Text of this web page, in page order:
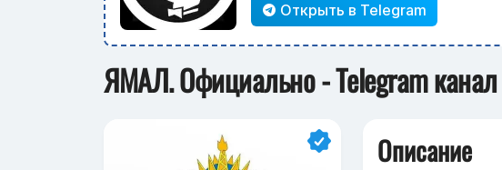
Открыть в Telegram
ЯМАЛ. Официально - Telegram канал
Описание